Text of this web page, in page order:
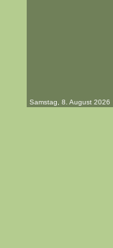
Samstag, 8. August 2026